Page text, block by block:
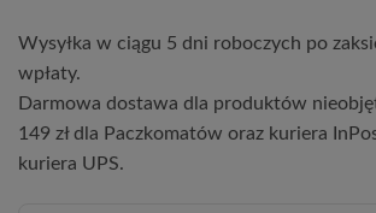
Wysyłka w ciągu 5 dni roboczych po
wpłaty.
Darmowa dostawa dla produktów
149 zł dla Paczkomatów oraz kuriera
kuriera UPS.